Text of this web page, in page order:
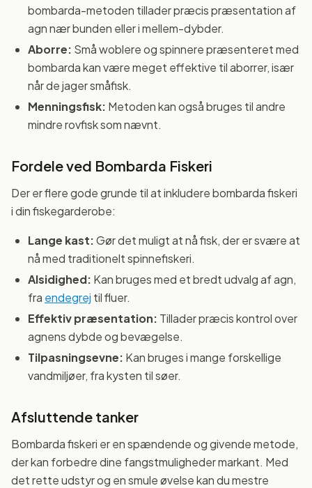
bombarda-metoden tillader præcis præsentation af
agn nær bunden eller i mellem-dybder.
Aborre: Små woblere og spinnere præsenteret med
bombarda kan være meget effektive til aborrer, især
når de jager småfisk.
Menningsfisk: Metoden kan også bruges til andre
mindre rovfisk som nævnt.
Fordele ved Bombarda Fiskeri
Der er flere gode grunde til at inkludere bombarda fiskeri
i din fiskegarderobe:
Lange kast:Gør det muligt at nå fisk, der er svære at
nå med traditionelt spinnefiskeri.
Alsidighed: Kan bruges med et bredt udvalg af agn,
fra endegrej til fluer.
Effektiv præsentation: Tillader præcis kontrol over
agnens dybde og bevægelse.
Tilpasningsevne: Kan bruges i mange forskellige
vandmiljøer, fra kysten til søer.
Afsluttende tanker
Bombarda fiskeri er en spændende og givende metode,
der kan forbedre dine fangstmuligheder markant. Med
det rette udstyr og en smule øvelse kan du mestre